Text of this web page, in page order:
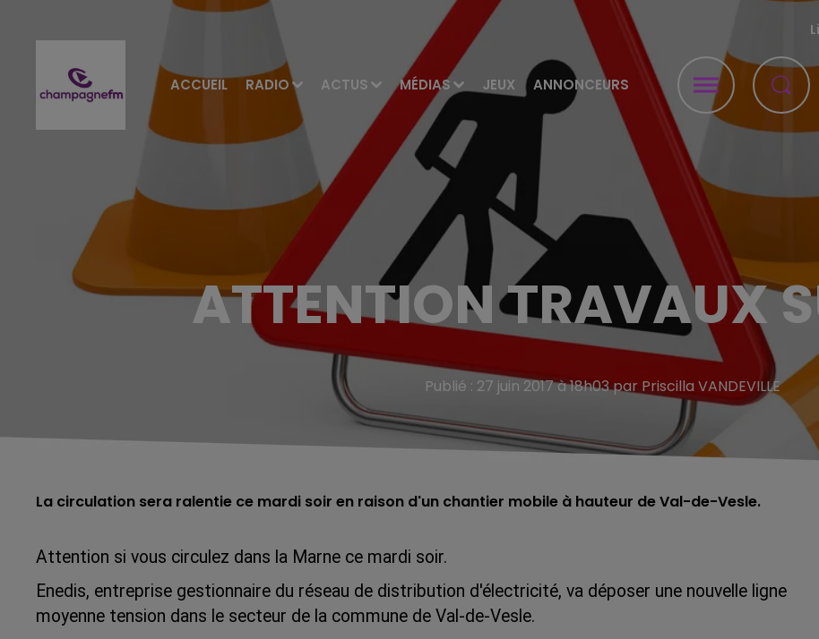
ACCUEIL RADIO ACTUS MÉDIAS JEUX ANNONCEURS
ATTENTION TRAVAUX
Publié : 27 juin 2017 à 18h03 par Priscilla VANDEVILLE
La circulation sera ralentie ce mardi soir en raison d'un chantier mobile à hauteur de Val-de-Vesle.
Attention si vous circulez dans la Marne ce mardi soir.
Enedis, entreprise gestionnaire du réseau de distribution d'électricité, va déposer une nouvelle ligne
moyenne tension dans le secteur de la commune de Val-de-Vesle.